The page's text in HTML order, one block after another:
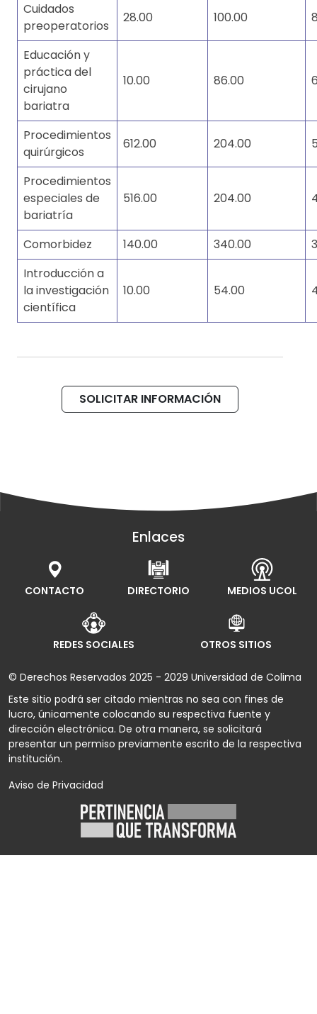
Cuidados
preoperatorios
28.00 100.00
Educación y
práctica del
cirujano
bariatra
10.00 86.00
Procedimientos
quirúrgicos
612.00 204.00
Procedimientos
especiales de
bariatría
516.00 204.00
Comorbidez 140.00 340.00
Introducción a
la investigación
científica
10.00 54.00
SOLICITAR INFORMACIÓN
Enlaces
CONTACTO DIRECTORIO MEDIOS UCOL
REDES SOCIALES OTROS SITIOS
© Derechos Reservados 2025 - 2029 Universidad de Colima
Este sitio podrá ser citado mientras no sea con fines de
lucro, únicamente colocando su respectiva fuente y
dirección electrónica. De otra manera, se solicitará
presentar un permiso previamente escrito de la respectiva
institución.
Aviso de Privacidad